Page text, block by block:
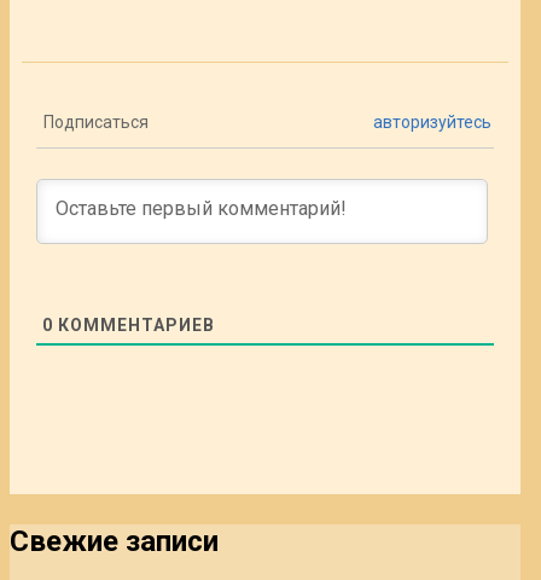
Подписаться авторизуйтесь
0 КОММЕНТАРИЕВ
Свежие записи